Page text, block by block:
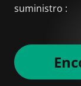
suministro :